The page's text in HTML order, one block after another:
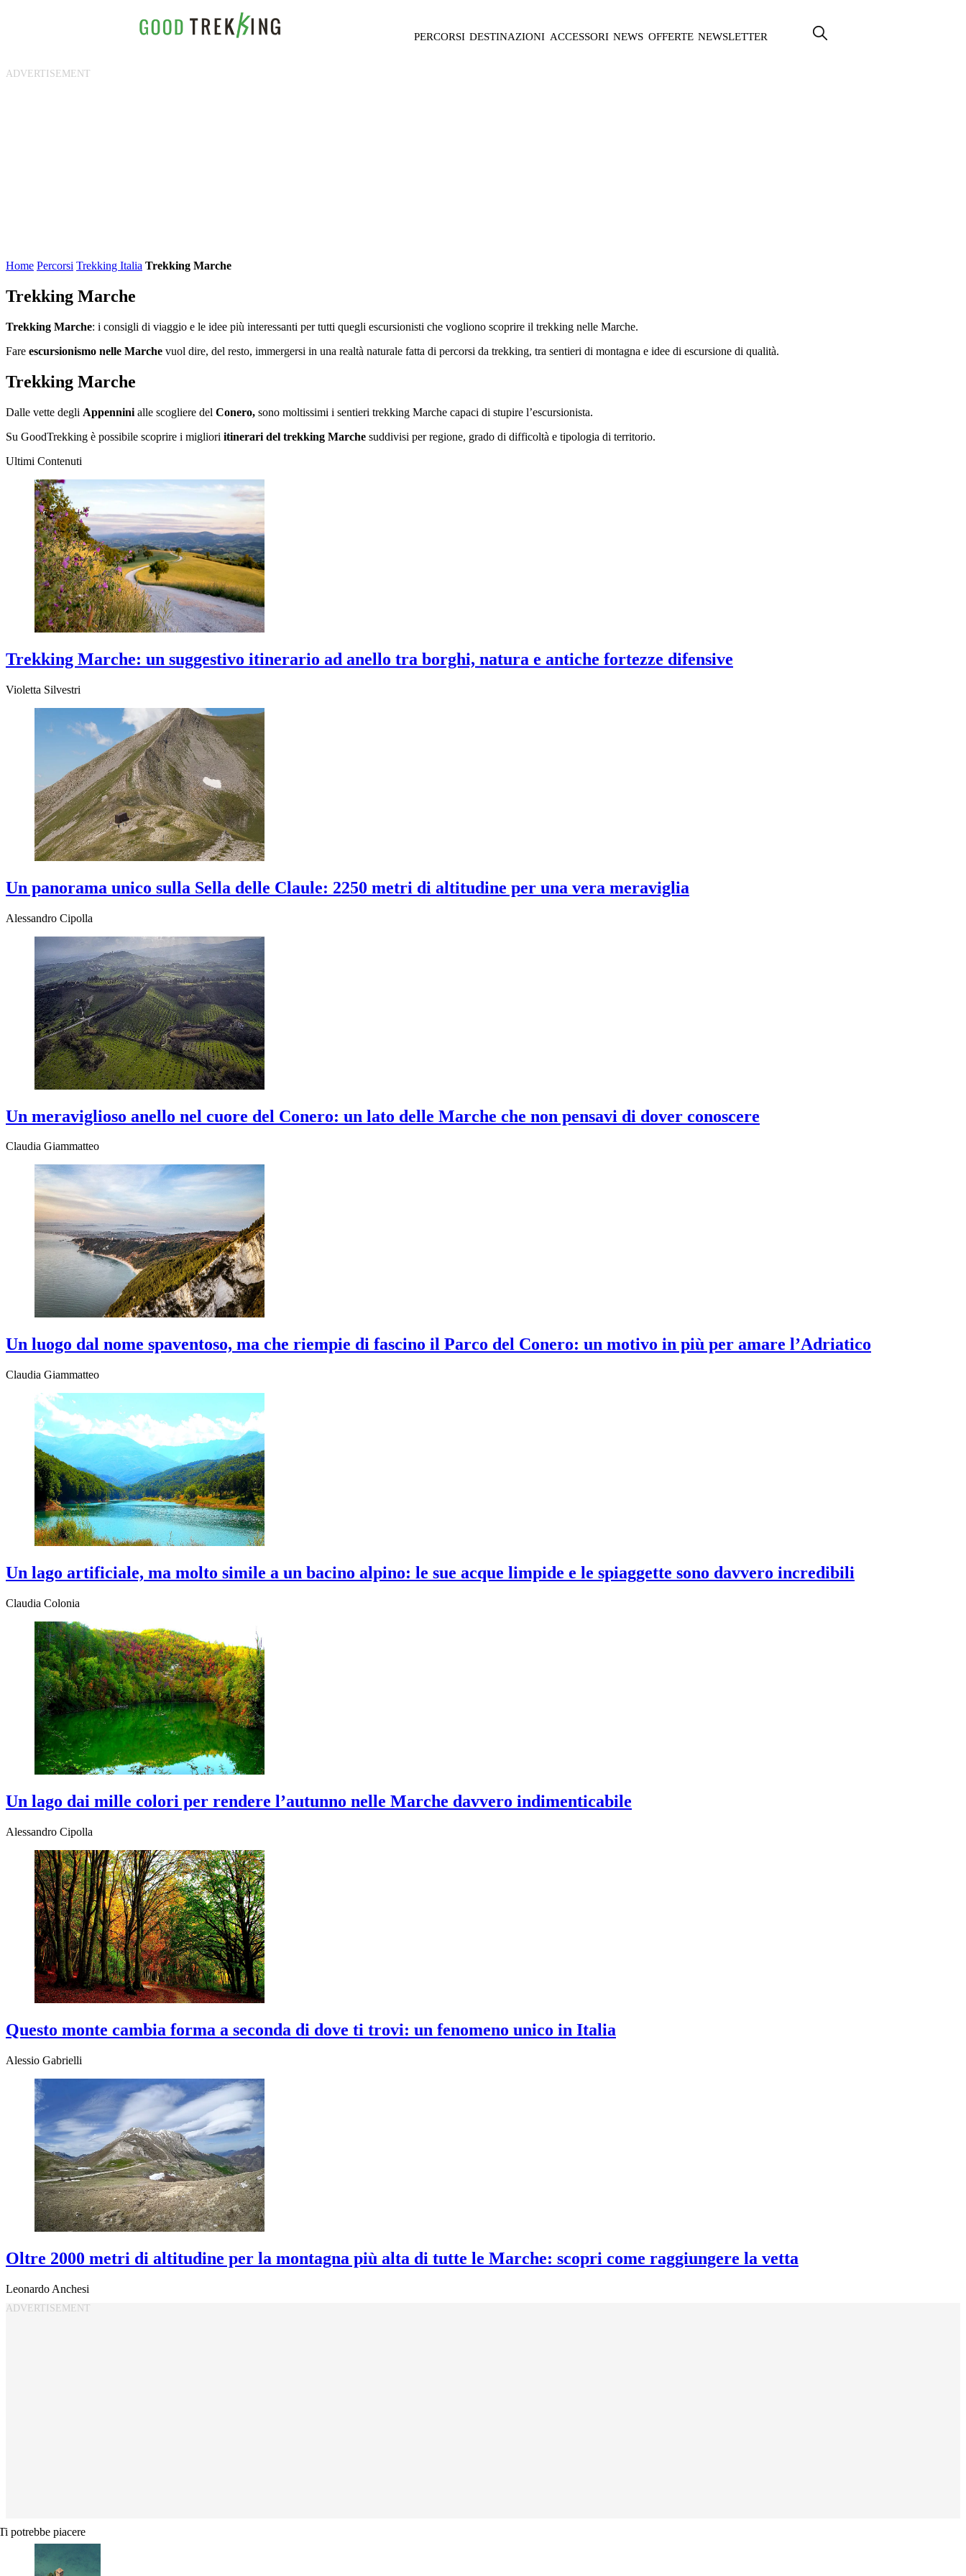
PERCORSI DESTINAZIONI ACCESSORI NEWS OFFERTE NEWSLETTER
Home Percorsi Trekking Italia Trekking Marche
Trekking Marche
Trekking Marche: i consigli di viaggio e le idee più interessanti per tutti quegli escursionisti che vogliono scoprire il trekking nelle Marche.
Fare escursionismo nelle Marche vuol dire, del resto, immergersi in una realtà naturale fatta di percorsi da trekking, tra sentieri di montagna e idee di escursione di qualità.
Trekking Marche
Dalle vette degli Appennini alle scogliere del Conero, sono moltissimi i sentieri trekking Marche capaci di stupire l’escursionista.
Su GoodTrekking è possibile scoprire i migliori itinerari del trekking Marche suddivisi per regione, grado di difficoltà e tipologia di territorio.
Ultimi Contenuti
Trekking Marche: un suggestivo itinerario ad anello tra borghi, natura e antiche fortezze difensive
Violetta Silvestri
Un panorama unico sulla Sella delle Claule: 2250 metri di altitudine per una vera meraviglia
Alessandro Cipolla
Un meraviglioso anello nel cuore del Conero: un lato delle Marche che non pensavi di dover conoscere
Claudia Giammatteo
Un luogo dal nome spaventoso, ma che riempie di fascino il Parco del Conero: un motivo in più per amare l’Adriatico
Claudia Giammatteo
Un lago artificiale, ma molto simile a un bacino alpino: le sue acque limpide e le spiaggette sono davvero incredibili
Claudia Colonia
Un lago dai mille colori per rendere l’autunno nelle Marche davvero indimenticabile
Alessandro Cipolla
Questo monte cambia forma a seconda di dove ti trovi: un fenomeno unico in Italia
Alessio Gabrielli
Oltre 2000 metri di altitudine per la montagna più alta di tutte le Marche: scopri come raggiungere la vetta
Leonardo Anchesi
potrebbe piacere